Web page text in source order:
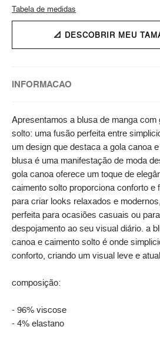
Tabela de medidas
📐 DESCOBRIR MEU
INFORMACAO
Apresentamos a blusa de manga
solto: uma fusão perfeita entre
um design que destaca a gola canoa
blusa é uma manifestação de moda
gola canoa oferece um toque de
caimento solto proporciona conforto e
para criar looks relaxados e
perfeita para ocasiões casuais ou
despojamento ao seu visual diário. a
canoa e caimento solto é onde
conforto, criando um visual leve e
composição:
- 96% viscose
- 4% elastano